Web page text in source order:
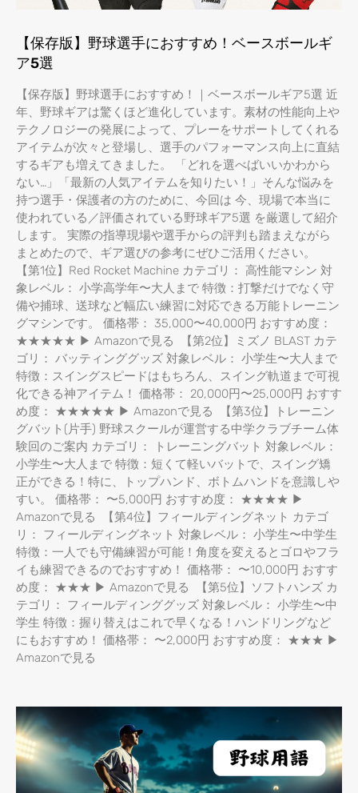
【保存版】野球選手におすすめ！ベースボールギ
ア5選
【保存版】野球選手におすすめ！｜ベースボールギア5選 近
年、野球ギアは驚くほど進化しています。素材の性能向上や
テクノロジーの発展によって、プレーをサポートしてくれる
アイテムが次々と登場し、選手のパフォーマンス向上に直結
するギアも増えてきました。 「どれを選べばいいかわから
ない…」「最新の人気アイテムを知りたい！」そんな悩みを
持つ選手・保護者の方のために、今回は 今、現場で本当に
使われている／評価されている野球ギア5選 を厳選して紹介
します。 実際の指導現場や選手からの評判も踏まえながら
まとめたので、ギア選びの参考にぜひご活用ください。
【第1位】Red Rocket Machine カテゴリ： 高性能マシン 対
象レベル： 小学高学年〜大人まで 特徴：打撃だけでなく守
備や捕球、送球など幅広い練習に対応できる万能トレーニン
グマシンです。 価格帯： 35,000〜40,000円 おすすめ度：
★★★★★ ▶ Amazonで見る 【第2位】ミズノ BLAST カテ
ゴリ： バッティンググッズ 対象レベル： 小学生〜大人まで
特徴：スイングスピードはもちろん、スイング軌道まで可視
化できる神アイテム！ 価格帯： 20,000円〜25,000円 おすす
め度： ★★★★★ ▶ Amazonで見る 【第3位】トレーニン
グバット(片手) 野球スクールが運営する中学クラブチーム体
験回のご案内 カテゴリ： トレーニングバット 対象レベル：
小学生〜大人まで 特徴：短くて軽いバットで、スイング矯
正ができる！特に、トップハンド、ボトムハンドを意識しや
すい。 価格帯： 〜5,000円 おすすめ度： ★★★★ ▶
Amazonで見る 【第4位】フィールディングネット カテゴ
リ： フィールディングネット 対象レベル： 小学生〜中学生
特徴：一人でも守備練習が可能！角度を変えるとゴロやフラ
イも練習できるのでおすすめ！ 価格帯： 〜10,000円 おすす
め度： ★★★ ▶ Amazonで見る 【第5位】ソフトハンズ カ
テゴリ： フィールディンググッズ 対象レベル： 小学生〜中
学生 特徴：握り替えはこれで早くなる！ハンドリングなど
にもおすすめ！ 価格帯： 〜2,000円 おすすめ度： ★★★ ▶
Amazonで見る